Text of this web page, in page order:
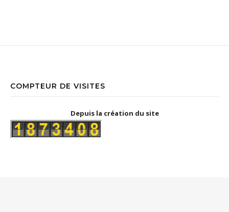
COMPTEUR DE VISITES
Depuis la création du site